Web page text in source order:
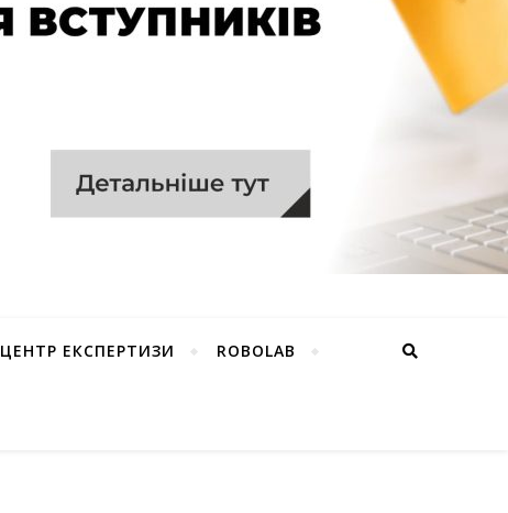
ЦЕНТР ЕКСПЕРТИЗИ ROBOLAB